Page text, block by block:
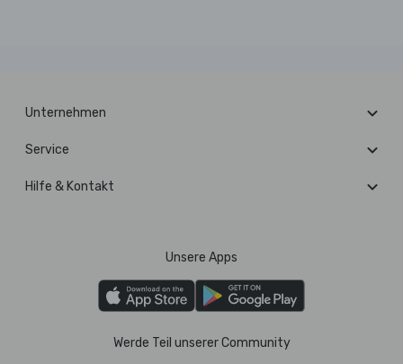
Unternehmen
Service
Hilfe & Kontakt
Unsere Apps
Werde Teil unserer Community